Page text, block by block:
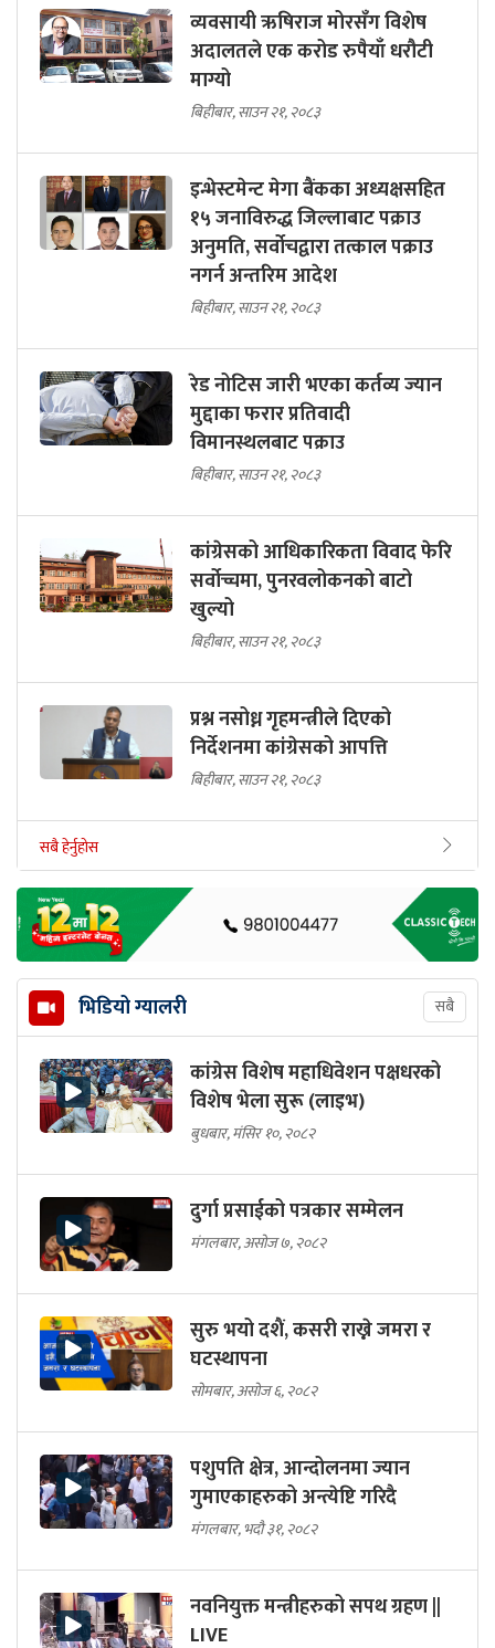
व्यवसायी ऋषिराज मोरसँग विशेष
अदालतले एक करोड रुपैयाँ धरौटी
माग्यो
बिहीबार, साउन २१, २०८३
इन्भेस्टमेन्ट मेगा बैंकका अध्यक्षसहित
१५ जनाविरुद्ध जिल्लाबाट पक्राउ
अनुमति, सर्वोचद्वारा तत्काल पक्राउ
नगर्न अन्तरिम आदेश
बिहीबार, साउन २१, २०८३
रेड नोटिस जारी भएका कर्तव्य ज्यान
मुद्दाका फरार प्रतिवादी
विमानस्थलबाट पक्राउ
बिहीबार, साउन २१, २०८३
कांग्रेसको आधिकारिकता विवाद फेरि
सर्वोच्चमा, पुनरवलोकनको बाटो
खुल्यो
बिहीबार, साउन २१, २०८३
प्रश्न नसोध्न गृहमन्त्रीले दिएको
निर्देशनमा कांग्रेसको आपत्ति
बिहीबार, साउन २१, २०८३
सबै हेर्नुहोस
भिडियो ग्यालरी सबै
कांग्रेस विशेष महाधिवेशन पक्षधरको
विशेष भेला सुरू (लाइभ)
बुधबार, मंसिर १०, २०८२
दुर्गा प्रसाईको पत्रकार सम्मेलन
मंगलबार, असोज ७, २०८२
सुरु भयो दशैं, कसरी राख्ने जमरा र
घटस्थापना
सोमबार, असोज ६, २०८२
पशुपति क्षेत्र, आन्दोलनमा ज्यान
गुमाएकाहरुको अन्त्येष्टि गरिदै
मंगलबार, भदौ ३१, २०८२
नवनियुक्त मन्त्रीहरुको सपथ ग्रहण ||
LIVE